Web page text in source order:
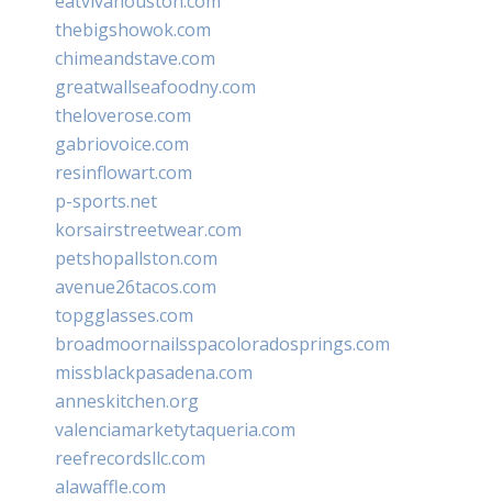
thebigshowok.com
chimeandstave.com
greatwallseafoodny.com
theloverose.com
gabriovoice.com
resinflowart.com
p-sports.net
korsairstreetwear.com
petshopallston.com
avenue26tacos.com
topgglasses.com
broadmoornailsspacoloradosprings.com
missblackpasadena.com
anneskitchen.org
valenciamarketytaqueria.com
reefrecordsllc.com
alawaffle.com